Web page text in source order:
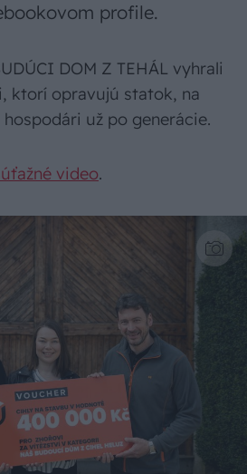
profile.
DOM Z TEHÁL vyhrali
ktorí opravujú statok, na
už po generácie.
video.